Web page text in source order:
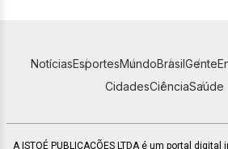
NotíciasEsportesMundoBrasilGente
CidadesCiênciaSaúde
A ISTOÉ PUBLICAÇÕES LTDA é um portal